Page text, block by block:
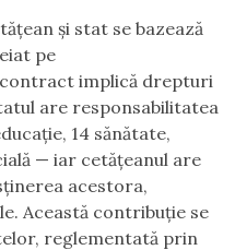
și stat se bazează
pe
implică drepturi
are responsabilitatea
14 sănătate,
— iar cetățeanul are
acestora,
Această contribuție se
reglementată prin